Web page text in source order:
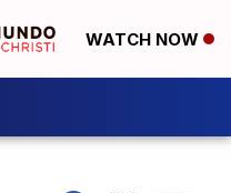
WATCH NOW